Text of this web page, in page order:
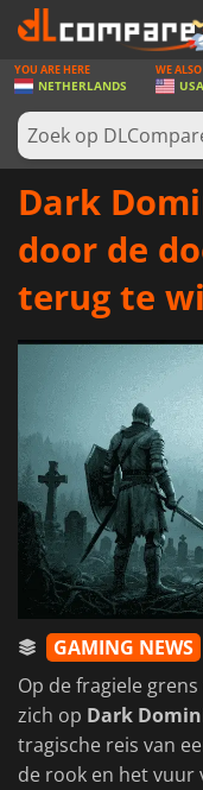
SPELLEN
GAME CARDS
SOFTWARE
LOG IN OF REGISTREER
YOU ARE HERE
NETHERLANDS
WE
USA
Dark
door de
terug te
GAMING NEWS
Op de fragiele
zich op Dark
tragische reis van
de rook en het vuur